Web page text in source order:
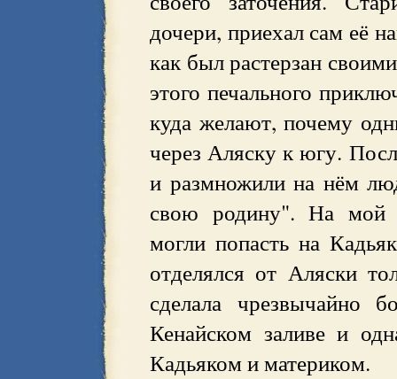
дочери, приехал сам её
как был растерзан
этого печального
куда желают, почему
через Аляску к югу.
и размножили на нём
свою родину". На мой
могли попасть на
отделялся от Аляски
сделала чрезвычайно
Кенайском заливе и
Кадьяком и материком.